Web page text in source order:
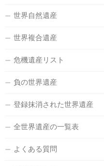
世界自然遺産
世界複合遺産
危機遺産リスト
負の世界遺産
登録抹消された世界遺産
全世界遺産の一覧表
よくある質問